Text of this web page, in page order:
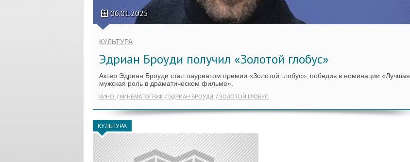
06.01.2025
КУЛЬТУРА
Эдриан Броуди получил «Золотой глобус»
Актер Эдриан Броуди стал лауреатом премии «Золотой глобус», победив в номинации «Лучшая
мужская роль в драматическом фильме».
КИНО КИНЕМАТОГРАФ ЭДРИАН БРОУДИ ЗОЛОТОЙ ГЛОБУС
КУЛЬТУРА